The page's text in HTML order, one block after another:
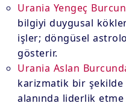
Urania Yengeç
bilgiyi duygusal
işler; döngüsel
gösterir.
Urania Aslan
karizmatik bir
alanında liderlik etme